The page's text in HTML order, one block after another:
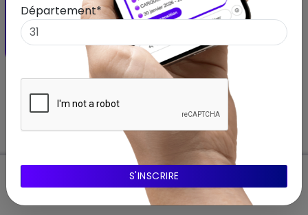
Rochelle
CHÂTELAILLON-PLAGE - Nouvelle-Aquitaine
01 mars 2025 – 30 novembre 2025
Abonnnez-vous à notre Newsletter
Département*